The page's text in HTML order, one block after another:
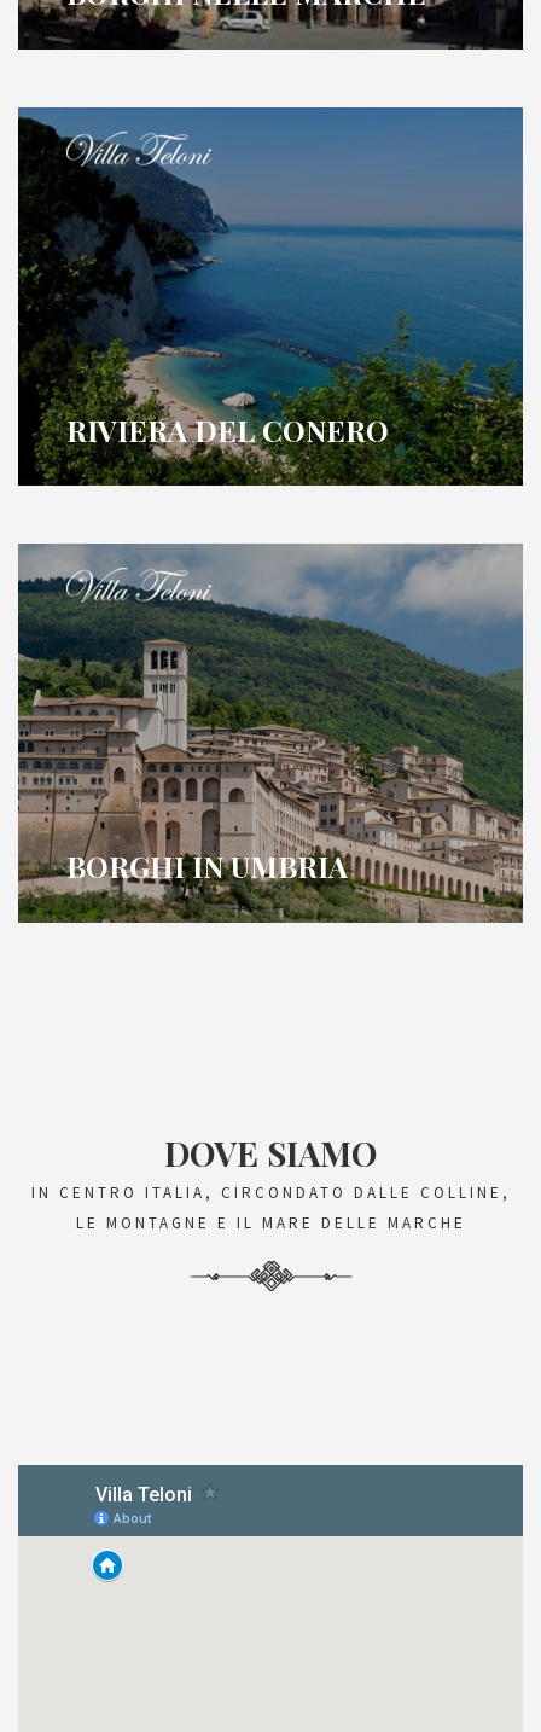
RIVIERA DEL CONERO
BORGHI IN UMBRIA
DOVE SIAMO
IN CENTRO ITALIA, CIRCONDATO DALLE COLLINE,
LE MONTAGNE E IL MARE DELLE MARCHE